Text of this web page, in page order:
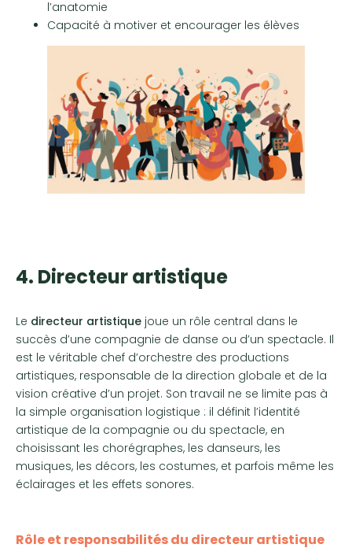
l’anatomie
Capacité à motiver et encourager les élèves
4. Directeur artistique
Le directeur artistique joue un rôle central dans le
succès d’une compagnie de danse ou d’un spectacle. Il
est le véritable chef d’orchestre des productions
artistiques, responsable de la direction globale et de la
vision créative d’un projet. Son travail ne se limite pas à
la simple organisation logistique : il définit l’identité
artistique de la compagnie ou du spectacle, en
choisissant les chorégraphes, les danseurs, les
musiques, les décors, les costumes, et parfois même les
éclairages et les effets sonores.
Rôle et responsabilités du directeur artistique